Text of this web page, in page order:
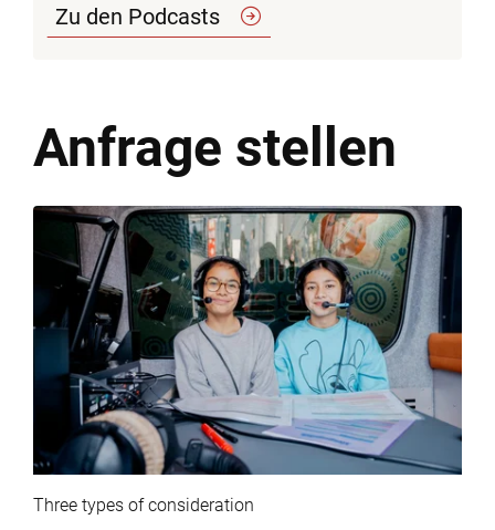
Zu den Podcasts
Anfrage stellen
Three types of consideration